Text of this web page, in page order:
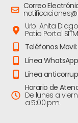
Correo
Urb. Anita
Patio Portal
Teléfonos Movil:
Línea
Línea
Horario de
De lunes a
a 5:00 pm.